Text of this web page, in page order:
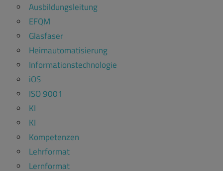
Ausbildungsleitung
EFQM
Glasfaser
Heimautomatisierung
Informationstechnologie
iOS
ISO 9001
KI
KI
Kompetenzen
Lehrformat
Lernformat